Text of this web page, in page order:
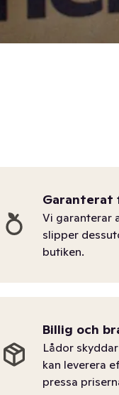
Garanterat
Vi garanterar
slipper
butiken.
Billig och
Lådor
kan leverera
pressa